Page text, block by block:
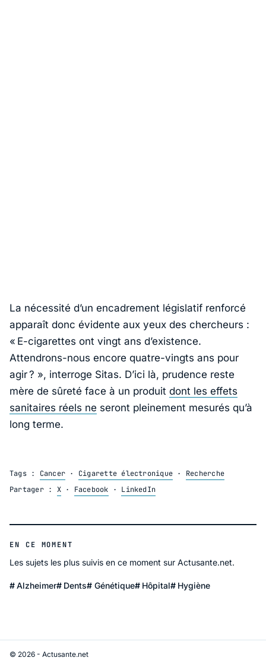
La nécessité d’un encadrement législatif renforcé
apparaît donc évidente aux yeux des chercheurs :
« E-cigarettes ont vingt ans d’existence.
Attendrons-nous encore quatre-vingts ans pour
agir ? », interroge Sitas. D’ici là, prudence reste
mère de sûreté face à un produit dont les effets
sanitaires réels ne seront pleinement mesurés qu’à
long terme.
Tags : Cancer · Cigarette électronique · Recherche
Partager : X· Facebook · LinkedIn
EN CE MOMENT
Les sujets les plus suivis en ce moment sur Actusante.net.
Alzheimer Dents Génétique Hôpital Hygiène
© 2026 - Actusante.net